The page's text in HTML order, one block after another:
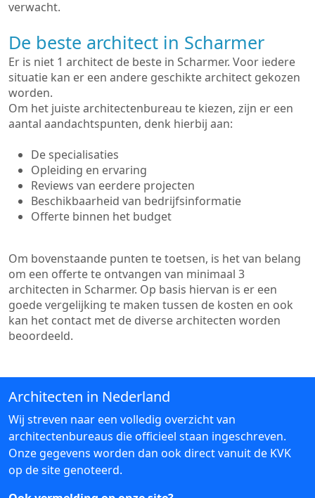
verwacht.
De beste architect in Scharmer
Er is niet 1 architect de beste in Scharmer. Voor iedere
situatie kan er een andere geschikte architect gekozen
worden.
Om het juiste architectenbureau te kiezen, zijn er een
aantal aandachtspunten, denk hierbij aan:
De specialisaties
Opleiding en ervaring
Reviews van eerdere projecten
Beschikbaarheid van bedrijfsinformatie
Offerte binnen het budget
Om bovenstaande punten te toetsen, is het van belang
om een offerte te ontvangen van minimaal 3
architecten in Scharmer. Op basis hiervan is er een
goede vergelijking te maken tussen de kosten en ook
kan het contact met de diverse architecten worden
beoordeeld.
Architecten in Nederland
Wij streven naar een volledig overzicht van
architectenbureaus die officieel staan ingeschreven.
Onze gegevens worden dan ook direct vanuit de KVK
op de site genoteerd.